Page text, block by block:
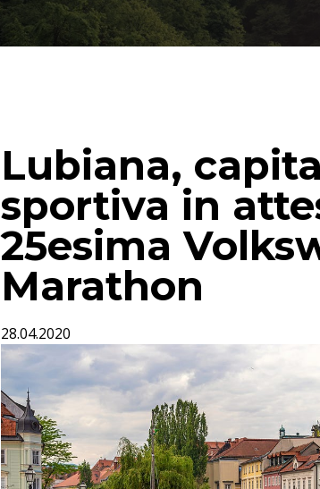
Lubiana,
sportiva in
25esima
Marathon
28.04.2020